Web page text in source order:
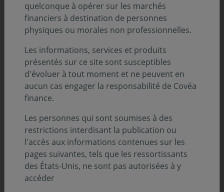
quelconque à opérer sur les marchés
financiers à destination de personnes
physiques ou morales non professionnelles.
Les informations, services et produits
présentés sur ce site sont susceptibles
d'évoluer à tout moment et ne peuvent en
aucun cas engager la responsabilité de Covéa
finance.
Les personnes qui sont soumises à des
restrictions interdisant la publication ou
l'accès aux informations contenues sur les
pages suivantes, tels que les ressortissants
des États-Unis, ne sont pas autorisées à y
accéder